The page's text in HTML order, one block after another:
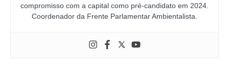
compromisso com a capital como pré-candidato em 2024.
Coordenador da Frente Parlamentar Ambientalista.